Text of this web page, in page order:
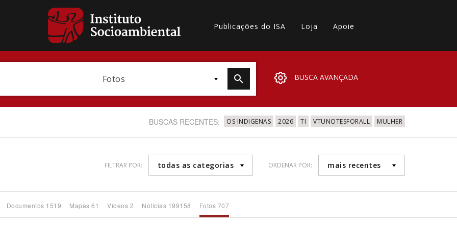
Publicações do ISA Loja Apoie
Fotos BUSCA AVANÇADA
BUSCAS RECENTES: OS INDIGENAS 2026 TI VTUNOTESFORALL MULHER
FILTRAR POR: todas as categorias ORDENAR POR: mais recentes
Documentos 1519 Mapas 61 Vídeos 2 Notícias 199158 Fotos 707